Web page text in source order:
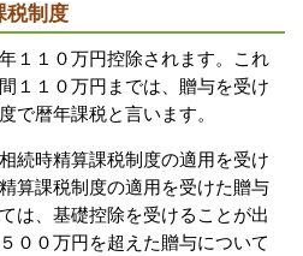
税制度
１１０万円控除されます。これ
１１０万円までは、贈与を受け
で暦年課税と言います。
続時精算課税制度の適用を受け
算課税制度の適用を受けた贈与
は、基礎控除を受けることが出
００万円を超えた贈与について